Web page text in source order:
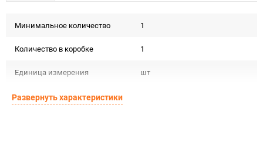
Минимальное количество 1
Количество в коробке 1
Единица измерения шт
Развернуть характеристики